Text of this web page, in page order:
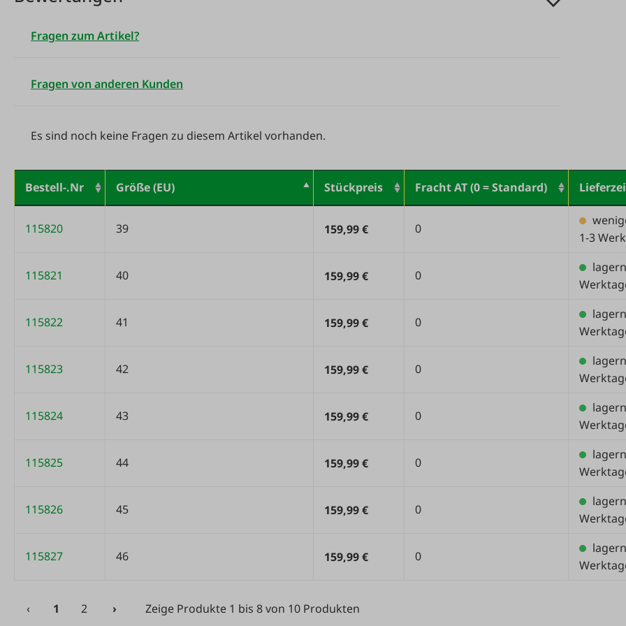
Fragen zum Artikel?
Fragen von anderen Kunden
Es sind noch keine Fragen zu diesem Artikel vorhanden.
Bestell-.Nr Größe (EU) Stückpreis Fracht AT (0 = Standard)
115820 39 159,99 € 0
1-3
115821 40 159,99 € 0
115822 41 159,99 € 0
115823 42 159,99 € 0
115824 43 159,99 € 0
115825 44 159,99 € 0
115826 45 159,99 € 0
115827 46 159,99 € 0
Zeige Produkte 1 bis 8 von 10 Produkten
‹ 1 2 ›